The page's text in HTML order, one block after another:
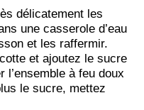
délicatement les
une casserole d’eau
et les raffermir.
et ajoutez le sucre
l’ensemble à feu doux
le sucre, mettez